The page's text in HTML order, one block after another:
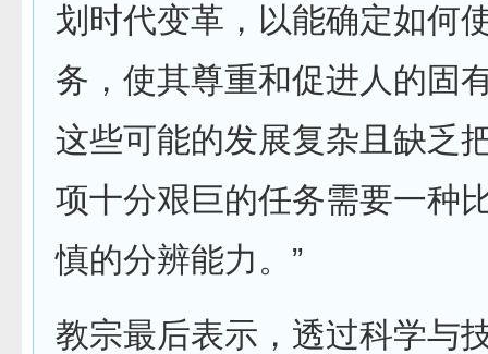
划时代变革，以能确定如何
务，使其尊重和促进人的固
这些可能的发展复杂且缺乏
项十分艰巨的任务需要一种
慎的分辨能力。”
教宗最后表示，透过科学与